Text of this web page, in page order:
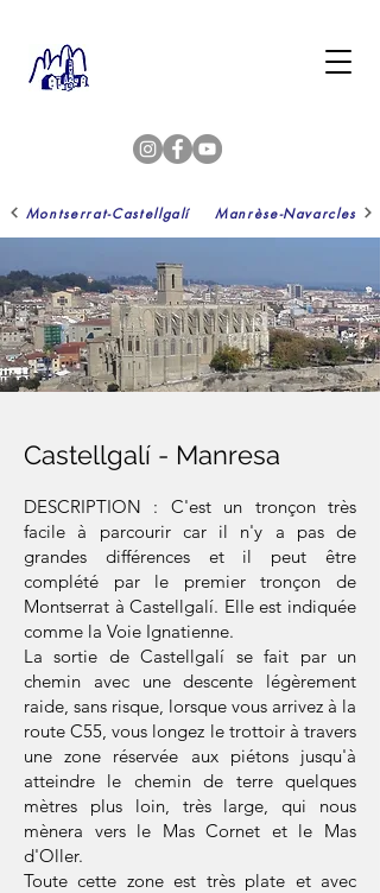
Montserrat-Castellgalí Manrèse-Navarcles
Castellgalí - Manresa
DESCRIPTION : C'est un tronçon très
facile à parcourir car il n'y a pas de
grandes différences et il peut être
complété par le premier tronçon de
Montserrat à Castellgalí. Elle est indiquée
comme la Voie Ignatienne.
La sortie de Castellgalí se fait par un
chemin avec une descente légèrement
raide, sans risque, lorsque vous arrivez à la
route C55, vous longez le trottoir à travers
une zone réservée aux piétons jusqu'à
atteindre le chemin de terre quelques
mètres plus loin, très large, qui nous
mènera vers le Mas Cornet et le Mas
d'Oller.
Toute cette zone est très plate et avec